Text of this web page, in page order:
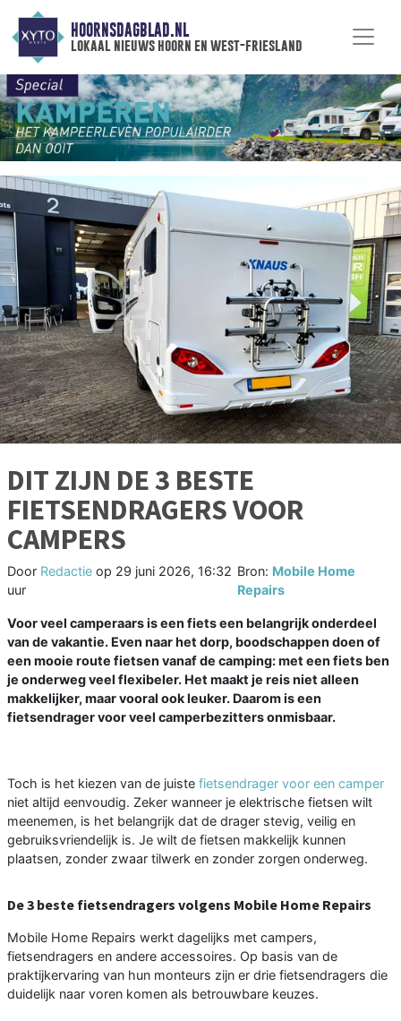
HOORNSDAGBLAD.NL
lokaal nieuws hoorn en west-friesland
DIT ZIJN DE 3 BESTE
FIETSENDRAGERS VOOR
CAMPERS
Door Redactie op 29 juni 2026, 16:32
uur
Bron: Mobile Home
Repairs
Voor veel camperaars is een fiets een belangrijk onderdeel
van de vakantie. Even naar het dorp, boodschappen doen of
een mooie route fietsen vanaf de camping: met een fiets ben
je onderweg veel flexibeler. Het maakt je reis niet alleen
makkelijker, maar vooral ook leuker. Daarom is een
fietsendrager voor veel camperbezitters onmisbaar.
Toch is het kiezen van de juiste fietsendrager voor een camper
niet altijd eenvoudig. Zeker wanneer je elektrische fietsen wilt
meenemen, is het belangrijk dat de drager stevig, veilig en
gebruiksvriendelijk is. Je wilt de fietsen makkelijk kunnen
plaatsen, zonder zwaar tilwerk en zonder zorgen onderweg.
De 3 beste fietsendragers volgens Mobile Home Repairs
Mobile Home Repairs werkt dagelijks met campers,
fietsendragers en andere accessoires. Op basis van de
praktijkervaring van hun monteurs zijn er drie fietsendragers die
duidelijk naar voren komen als betrouwbare keuzes.